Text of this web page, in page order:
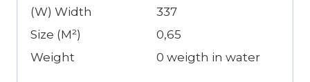
(W) Width
337
Size (M²)
0,65
Weight
0 weigth in water